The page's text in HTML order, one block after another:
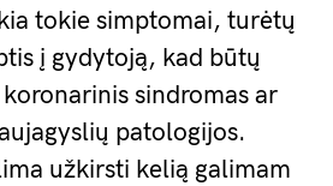
tokie simptomai, turėtų
į gydytoją, kad būtų
sindromas ar
patologijos.
užkirsti kelią galimam